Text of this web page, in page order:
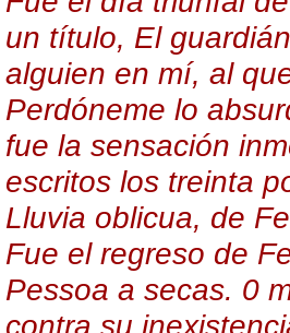
un título, El
alguien en mí, al
Perdóneme lo
fue la sensación
escritos los treinta
Lluvia oblicua, de
Fue el regreso de
Pessoa a secas. 0
contra su